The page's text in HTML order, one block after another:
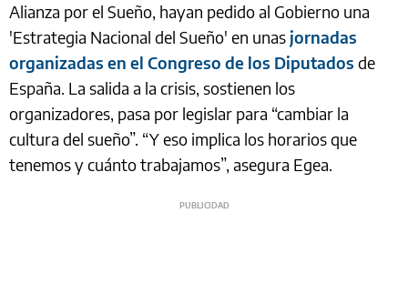
Alianza por el Sueño, hayan pedido al Gobierno una
'Estrategia Nacional del Sueño' en unasjornadas
organizadas en el Congreso de los Diputados de
España. La salida a la crisis, sostienen los
organizadores, pasa por legislar para “cambiar la
cultura del sueño”. “Y eso implica los horarios que
tenemos y cuánto trabajamos”, asegura Egea.